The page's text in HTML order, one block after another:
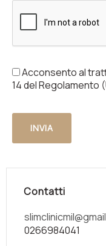
Acconsento al
14 del Regolamento
Contatti
0266984041